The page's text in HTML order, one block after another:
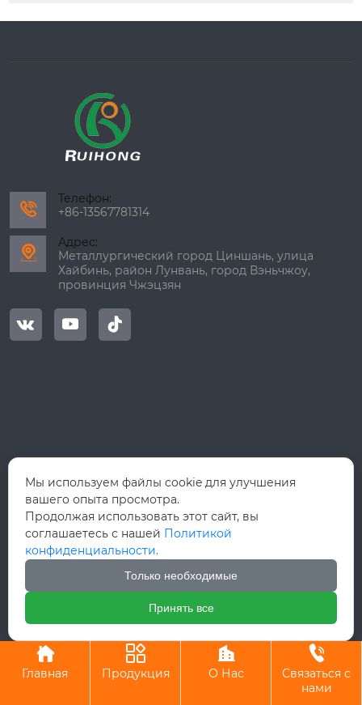

Телефон:
+86-13567781314

Адрес:
Металлургический город Циншань, улица
Хайбинь, район Лунвань, город Вэньчжоу,
провинция Чжэцзян
  
Авторское право©ООО Вэньчжоу Руй Хун Интернэшнл Трейд

Главная

Продукция

О Нас

Связаться с
нами
Мы используем файлы cookie для улучшения
вашего опыта просмотра.
Продолжая использовать этот сайт, вы
соглашаетесь с нашей Политикой
конфиденциальности.
Только необходимые
Принять все